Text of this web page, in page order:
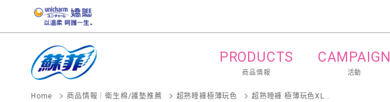
PRODUCTS
商品情報
CAMPAIGN
活動
Home 商品情報｜衛生棉/護墊推薦 超熟睡褲極薄玩色 超熟睡褲 極薄玩色XL號